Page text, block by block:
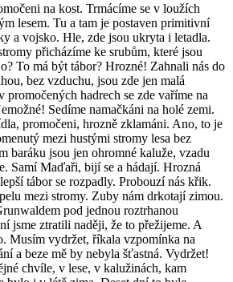
na kost. Trmácíme se v loužích
lesem. Tu a tam je postaven primitivní
a vojsko. Hle, zde jsou ukryta i letadla.
přicházíme ke srubům, které jsou
To má být tábor? Hrozné! Zahnali nás do
bez vzduchu, jsou zde jen malá
hadrech se zde vaříme na
Sedíme namačkáni na holé zemi.
promočeni, hrozně zklamáni. Ano, to je
mezi hustými stromy lesa bez
baráku jsou jen ohromné kaluže, vzadu
Samí Maďaři, bijí se a hádají. Hrozná
tábor se rozpadly. Probouzí nás křik.
mezi stromy. Zuby nám drkotají zimou.
pod jednou roztrhanou
jsme ztratili naději, že to přežijeme. A
Musím vydržet, říkala vzpomínka na
a beze mě by nebyla šťastná. Vydržet!
chvíle, v lese, v kalužinách, kam